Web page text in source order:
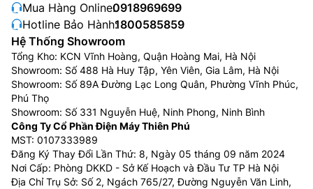
Mua Hàng Online:0918969699
Hotline Bảo Hành:1800585859
Hệ Thống Showroom
Tổng Kho: KCN Vĩnh Hoàng, Quận Hoàng Mai, Hà Nội
Showroom: Số 488 Hà Huy Tập, Yên Viên, Gia Lâm, Hà Nội
Showroom: Số 89A Đường Lạc Long Quân, Phường Vĩnh Phúc,
Phú Thọ
Showroom: Số 331 Nguyễn Huệ, Ninh Phong, Ninh Bình
Công Ty Cổ Phần Điện Máy Thiên Phú
MST: 0107333989
Đăng Ký Thay Đổi Lần Thứ: 8, Ngày 05 tháng 09 năm 2024
Nơi Cấp: Phòng DKKD - Sở Kế Hoạch và Đầu Tư TP Hà Nội
Địa Chỉ Trụ Sở: Số 2, Ngách 765/27, Đường Nguyễn Văn Linh,